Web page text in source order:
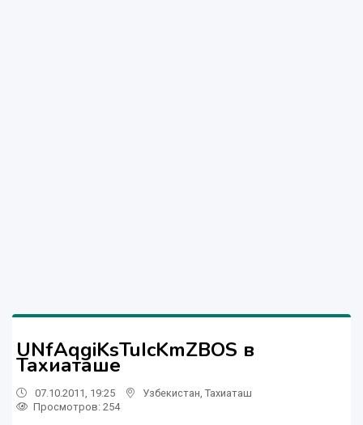
UNfAqgiKsTuIcKmZBOS в
Тахиаташе
07.10.2011, 19:25 Узбекистан Тахиаташ
Просмотров: 254